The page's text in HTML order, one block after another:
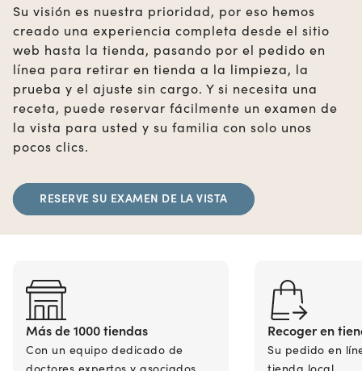
Su visión es nuestra prioridad, por eso hemos
creado una experiencia completa desde el sitio
web hasta la tienda, pasando por el pedido en
línea para retirar en tienda a la limpieza, la
prueba y el ajuste sin cargo. Y si necesita una
receta, puede reservar fácilmente un examen de
la vista para usted y su familia con solo unos
pocos clics.
RESERVE SU EXAMEN DE LA VISTA
Más de 1000 tiendas
Con un equipo dedicado de
doctores expertos y asociados.
Recoger en
Su pedido en
tienda local.